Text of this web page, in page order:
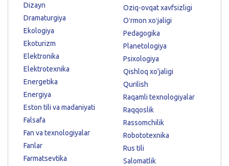
Dizayn
Dramaturgiya
Ekologiya
Ekoturizm
Elektronika
Elektrotexnika
Energetika
Energiya
Eston tili va madaniyati
Falsafa
Fan va texnologiyalar
Fanlar
Farmatsevtika
Oziq-ovqat xavfsizligi
Oʻrmon xoʻjaligi
Pedagogika
Planetologiya
Psixologiya
Qishloq xo'jaligi
Qurilish
Raqamli texnologiyalar
Raqqoslik
Rassomchilik
Robototexnika
Rus tili
Salomatlik